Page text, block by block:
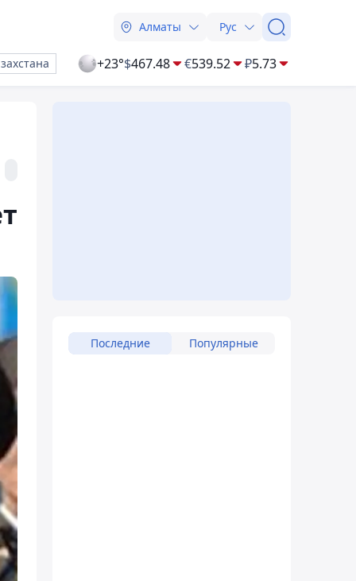
Алматы Рус
+23°$467.48 €539.52 ₽5.73
Последние Популярные